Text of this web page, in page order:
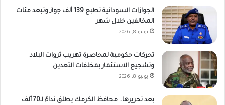
الجوازات السودانية تطبع 139 ألف جواز وتبعد مئات
المخالفين خلال شهر
يوليو 8, 2026
تحركات حكومية لمحاصرة تهريب ثروات البلاد
وتشجيع الاستثمار بمخلفات التعدين
يوليو 8, 2026
بعد تحريرها.. ​محافظ الكرمك يطلق نداءً لـ70 ألف